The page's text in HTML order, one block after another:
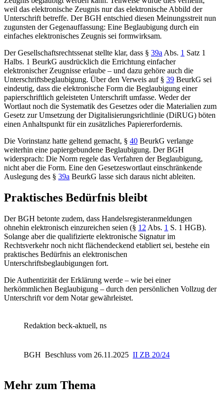
weil das elektronische Zeugnis nur das elektronische Abbild der
Unterschrift betreffe. DerBGH entschied diesen Meinungsstreit nun
zugunsten der Gegenauffassung: Eine Beglaubigung durch ein
einfaches elektronisches Zeugnis sei formwirksam.
Der Gesellschaftsrechtssenat stellte klar, dass § 39aAbs. 1 Satz 1
Halbs. 1 BeurkG ausdrücklich die Errichtung einfacher
elektronischer Zeugnisse erlaube – und dazu gehöre auch die
Unterschriftsbeglaubigung. Über den Verweis auf § 39 BeurkG sei
eindeutig, dass die elektronische Form die Beglaubigung einer
papierschriftlich geleisteten Unterschrift umfasse. Weder der
Wortlaut noch die Systematik des Gesetzes oder die Materialien zum
Gesetz zur Umsetzung der Digitalisierungsrichtlinie (DiRUG) böten
einen Anhaltspunkt für ein zusätzliches Papiererfordernis.
Die Vorinstanz hatte geltend gemacht, § 40 BeurkG verlange
weiterhin eine papiergebundene Beglaubigung. Der BGH
widersprach: Die Norm regele das Verfahren der Beglaubigung,
nicht aber die Form. Eine den Gesetzeswortlaut einschränkende
Auslegung des § 39a BeurkG lasse sich daraus nicht ableiten.
Praktisches Bedürfnis bleibt
DerBGH betonte zudem, dass Handelsregisteranmeldungen
ohnehin elektronisch einzureichen seien (§ 12 Abs. 1 S. 1 HGB).
Solange aber die qualifizierte elektronische Signatur im
Rechtsverkehr noch nicht flächendeckend etabliert sei, bestehe ein
praktisches Bedürfnis an elektronischen
Unterschriftsbeglaubigungen fort.
Die Authentizität der Erklärung werde – wie bei einer
herkömmlichen Beglaubigung – durch den persönlichen Vollzug der
Unterschrift vor dem Notar gewährleistet.
Redaktion beck-aktuell, ns
BGH Beschluss vom 26.11.2025 II ZB 20/24
Mehr zum Thema